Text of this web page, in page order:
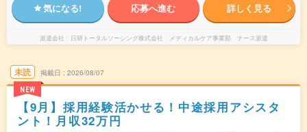
気になる! 応募へ進む 詳しく見る
派遣会社 日研トータルソーシング株式会社 メディカルケア事業部 ナース派遣
未読
NEW
掲載日 2026/08/07
【9月】採用経験活かせる！中途採用アシスタ
ント！月収32万円